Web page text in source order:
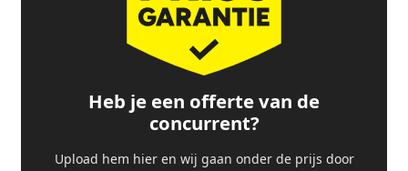
Heb je een offerte van de
concurrent?
Upload hem hier en wij gaan onder de prijs door